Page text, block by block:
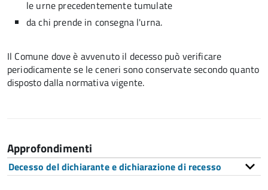
le urne precedentemente tumulate
da chi prende in consegna l'urna.
Il Comune dove è avvenuto il decesso può verificare
periodicamente se le ceneri sono conservate secondo quanto
disposto dalla normativa vigente.
Approfondimenti
Decesso del dichiarante e dichiarazione di recesso